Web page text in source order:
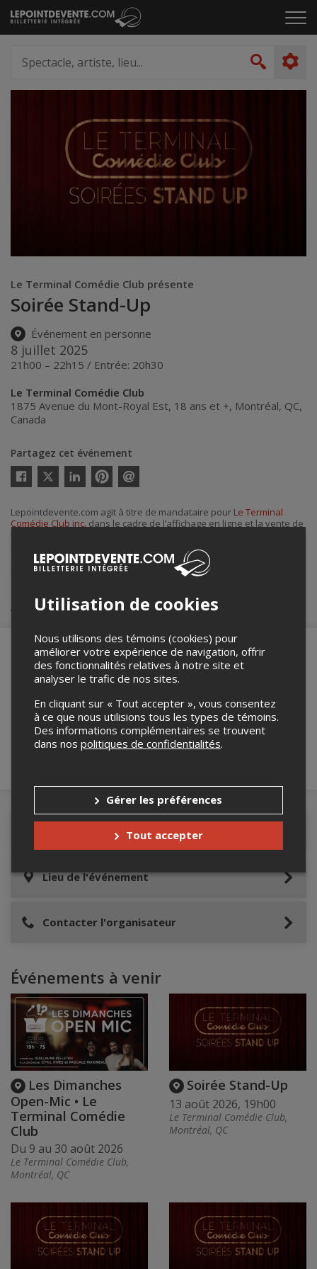
Passer
au
le
artiste,
lieu...
Le Terminal Comédie Club présente
Soirée Stand-Up
Événement en personne
8 juillet 2025
21h00 – 22h15 / Entrée: 20h30
Le Terminal Comédie Club
1875 Avenue du Mont-Royal Est, 18 ans et +, Montréal, QC,
Canada
Partagez cet événement
Twitter
courriel
Lepointdevente.com agit à titre de mandataire pour Le Terminal
Comédie Club inc. dans le cadre de l’affichage en ligne et la vente de
contacter l’organisateur de l’événement,Le Terminal Comédie Club
, àinfo@leterminalcomedieclub.comou au+1 438-888-3364
Achat de billets
Merci de confirmer que vous n'êtes pas un
robot ci-bas.
Détails de l'événement
Lieu de l'événement
Contacter l'organisateur
Événements à venir
Les Dimanches
Open-Mic • Le
Terminal Comédie
Club
Du 9 au 30 août 2026
Le Terminal Comédie Club,
Montréal, QC
Soirée Stand-Up
13 août 2026, 19h00
Le Terminal Comédie Club,
Montréal, QC
Utilisation de cookies
Nous utilisons des témoins (cookies) pour
améliorer votre expérience de navigation, offrir
des fonctionnalités relatives à notre site et
analyser le trafic de nos sites.
En cliquant sur « Tout accepter », vous consentez
à ce que nous utilisions tous les types de témoins.
Des informations complémentaires se trouvent
dans nos politiques de confidentialités.
Gérer les préférences
Tout accepter